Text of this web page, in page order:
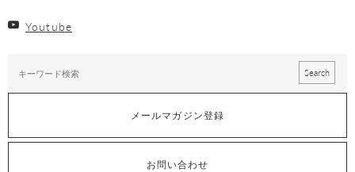
Youtube
メールマガジン登録
お問い合わせ